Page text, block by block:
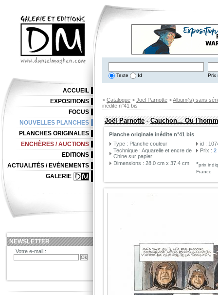
Texte Id Prix
> Catalogue > Joël Parnotte >Album(s) sans
inédite n°41 bis
Joël Parnotte-Cauchon... Ou
Planche originale inédite n°41 bis
Type : Planche couleur
Technique : Aquarelle et encre de
Chine sur papier
Dimensions : 28.0 cm x 37.4 cm
id :
Prix :2
*prix
France
ACCUEIL
EXPOSITIONS
FOCUS
NOUVELLES PLANCHES
PLANCHES ORIGINALES
ENCHÈRES / AUCTIONS
EDITIONS
ACTUALITÉS / EVÉNEMENTS
GALERIE
NEWSLETTER
Votre e-mail :